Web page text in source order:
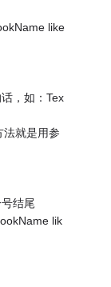
like
，如：Tex
法就是用参
结尾
lik